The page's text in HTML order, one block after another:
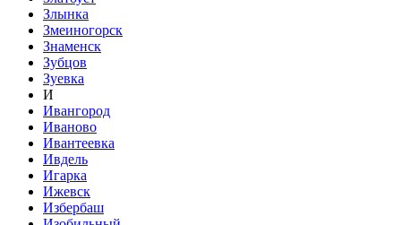
Злынка
Змеиногорск
Знаменск
Зубцов
Зуевка
И
Ивангород
Иваново
Ивантеевка
Ивдель
Игарка
Ижевск
Избербаш